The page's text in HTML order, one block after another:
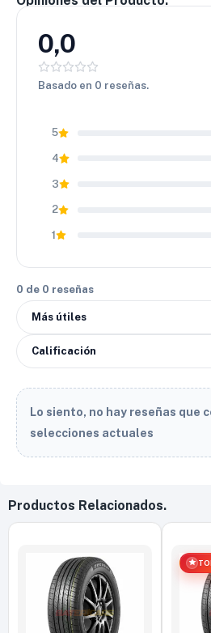
elección inteligente para quienes
0,0
Basado en 0 reseñas.
5
4
3
2
1
0 de 0 reseñas
Lo siento, no hay reseñas que
selecciones actuales
Productos Relacionados.